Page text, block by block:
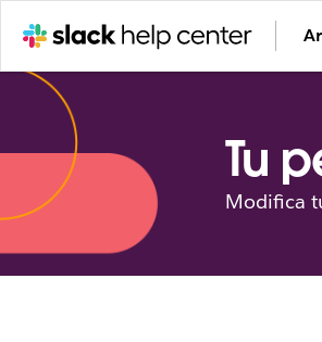
Tu
Modifica